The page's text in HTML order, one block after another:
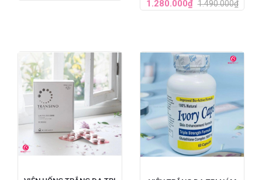
HỘP 60 VIÊN
1.280.000₫ 1.490.000₫